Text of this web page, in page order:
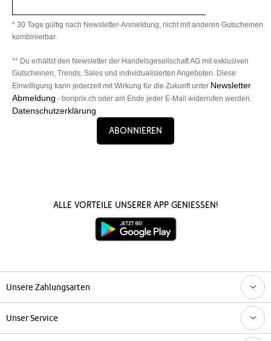
* 30 Tage gültig nach Newsletter-Anmeldung, nicht mit anderen Gutscheinen
kombinierbar.
** Du erhältst den Newsletter der Handelsgesellschaft AG mit exklusiven
Gutscheinen, Trends, Sales und individualisierten Angeboten. Diese
Einwilligung kann jederzeit mit Wirkung für die Zukunft unter Newsletter
Abmeldung - bonprix.ch oder am Ende jeder E-Mail widerrufen werden.
Datenschutzerklärung
Abonnieren
Alle Vorteile unserer App genießen!
Unsere Zahlungsarten
Unser Service